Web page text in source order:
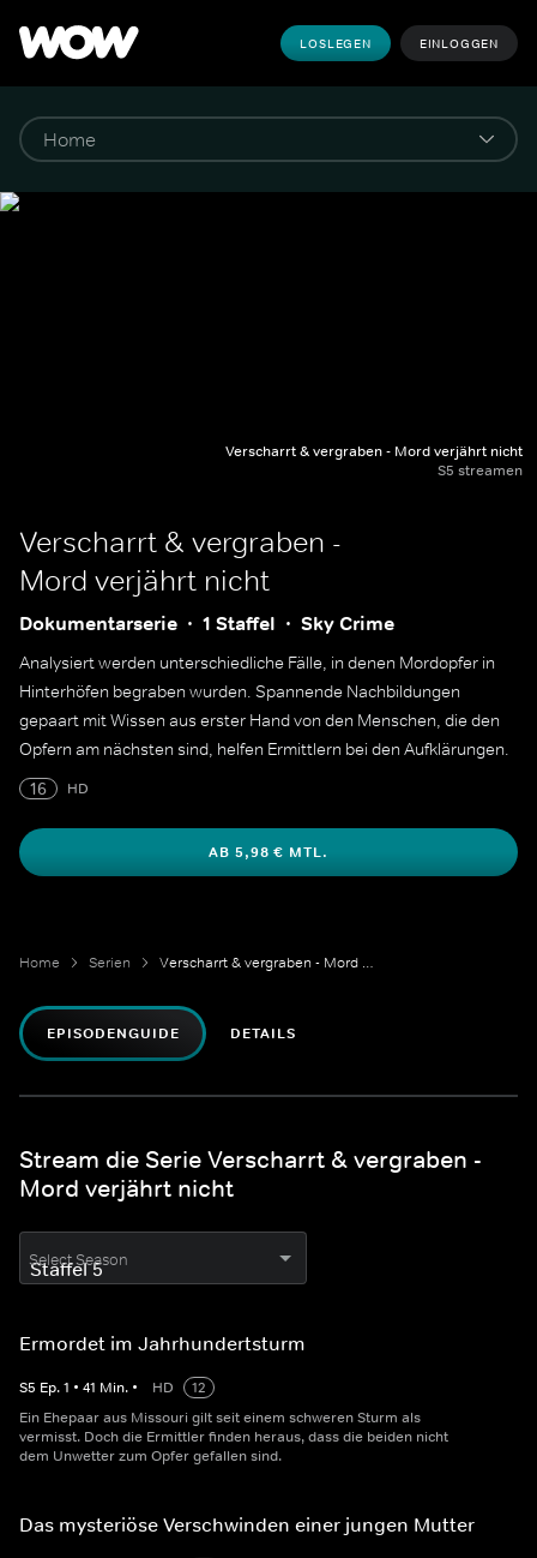
LOSLEGEN EINLOGGEN
Verscharrt & vergraben - Mord verjährt nicht
S5 streamen
Verscharrt & vergraben -
Mord verjährt nicht
Dokumentarserie 1 Staffel Sky Crime
Analysiert werden unterschiedliche Fälle, in denen Mordopfer in
Hinterhöfen begraben wurden. Spannende Nachbildungen
gepaart mit Wissen aus erster Hand von den Menschen, die den
Opfern am nächsten sind, helfen Ermittlern bei den Aufklärungen.
16
HD
AB 5,98 € MTL.
Home Serien Verscharrt & vergraben - Mord verjährt nicht
EPISODENGUIDE DETAILS
Stream die Serie Verscharrt & vergraben -
Mord verjährt nicht
Select Season
Ermordet im Jahrhundertsturm
S5 Ep.1 • 41 Min. • HD
12
Ein Ehepaar aus Missouri gilt seit einem schweren Sturm als
vermisst. Doch die Ermittler finden heraus, dass die beiden nicht
dem Unwetter zum Opfer gefallen sind.
Das mysteriöse Verschwinden einer jungen Mutter